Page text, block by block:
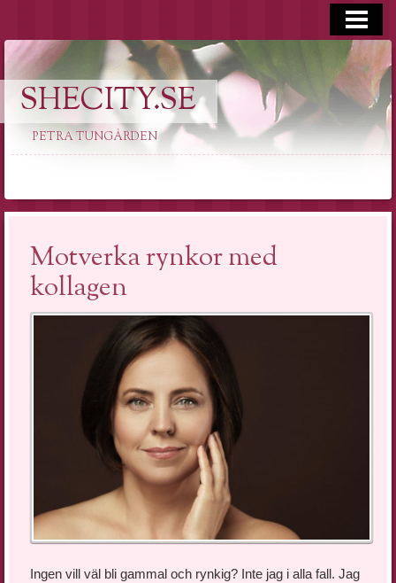
SHECITY.SE
PETRA TUNGÅRDEN
Motverka rynkor med
kollagen
Ingen vill väl bli gammal och rynkig? Inte jag i alla fall. Jag